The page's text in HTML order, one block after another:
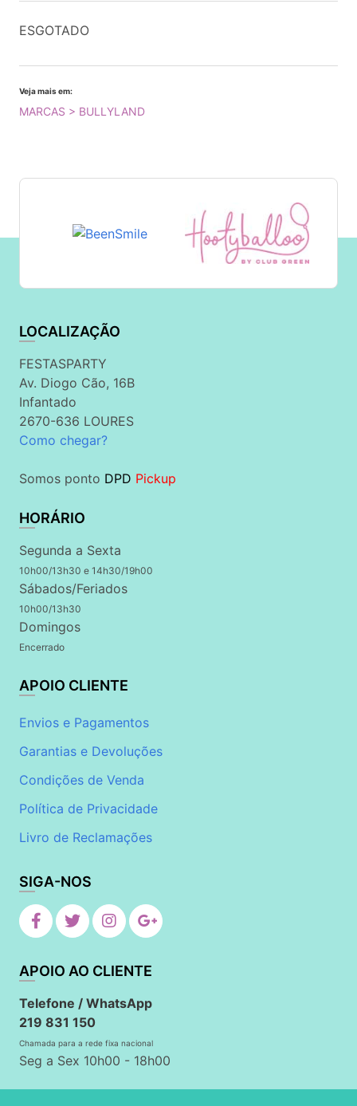
ESGOTADO
Veja mais em:
MARCAS > BULLYLAND
LOCALIZAÇÃO
FESTASPARTY
Av. Diogo Cão, 16B
Infantado
2670-636 LOURES
Como chegar?
Somos ponto DPD Pickup
HORÁRIO
Segunda a Sexta
10h00/13h30 e 14h30/19h00
Sábados/Feriados
10h00/13h30
Domingos
Encerrado
APOIO CLIENTE
Envios e Pagamentos
Garantias e Devoluções
Condições de Venda
Política de Privacidade
Livro de Reclamações
SIGA-NOS
APOIO AO CLIENTE
Telefone / WhatsApp
219 831 150
Chamada para a rede fixa nacional
Seg a Sex 10h00 - 18h00